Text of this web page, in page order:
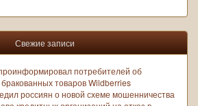
Свежие записи
потребителей об
товаров Wildberries
россиян о новой схеме мошенничества